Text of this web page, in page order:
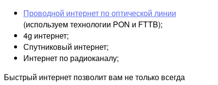
Проводной интернет по оптической линии
(используем технологии PON и FTTB);
4g интернет;
Спутниковый интернет;
Интернет по радиоканалу;
Быстрый интернет позволит вам не только всегда